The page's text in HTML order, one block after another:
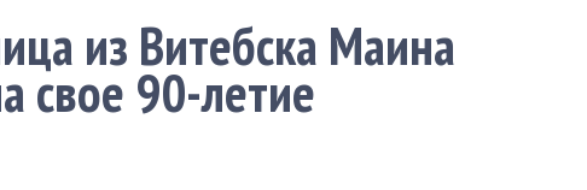
из Витебска Маина
свое 90-летие